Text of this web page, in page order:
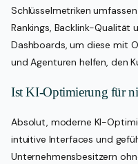
Schlüsselmetriken
Rankings, Backlink-Qualität
Dashboards, um diese mit
und Agenturen helfen, den
Ist KI-Optimierung für
Absolut, moderne KI-
intuitive Interfaces und
Unternehmensbesitzern